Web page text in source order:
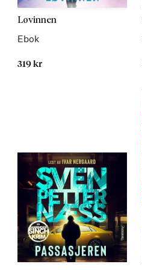
Løvinnen
Ebok
319 kr
Les
mer